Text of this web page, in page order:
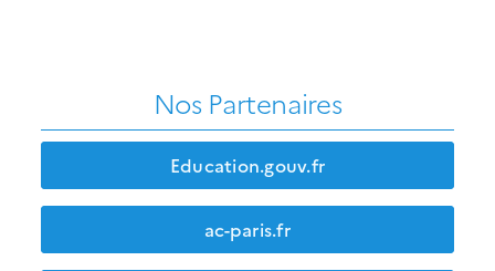
Nos Partenaires
Education.gouv.fr
ac-paris.fr